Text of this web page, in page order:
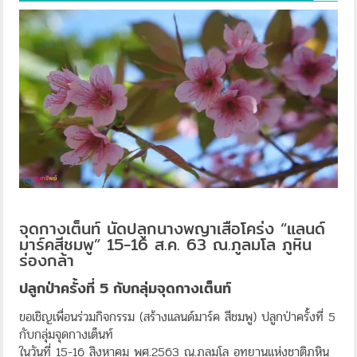
จุดกางเต็นท์ นัดปลูกนางพญาเสือโคร่ง “แลนด์
มาร์คสีชมพู” 15-16 ส.ค. 63 ณ.ภูลมโล ภูหิน
ร่องกล้า
ปลูกป่าครั้งที่ 5 กับกลุ่มจุดกางเต็นท์
ขอเชิญเพื่อนร่วมกิจกรรม (สร้างแลนด์มาร์ค สีชมพู) ปลูกป่าครั้งที่ 5
กับกลุ่มจุดกางเต็นท์
ในวันที่ 15-16 สิงหาคม พศ.2563 ณ.ภูลมโล อุทยานแห่งชาติภูหิน